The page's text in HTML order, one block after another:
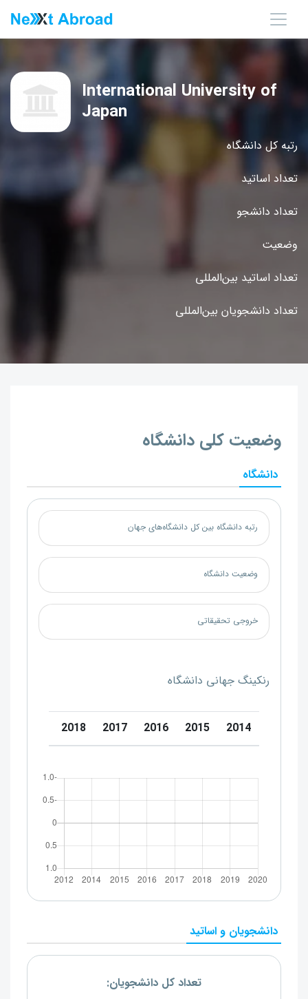
رتبه کل دانشگاه
تعداد اساتید
تعداد دانشجو
وضعیت
تعداد اساتید بین‌المللی
تعداد دانشجویان بین‌المللی
International University of
Japan
وضعیت کلی دانشگاه
دانشگاه
رتبه دانشگاه بین کل دانشگاه‌های جهان
وضعیت دانشگاه
خروجی تحقیقاتی
رنکینگ جهانی دانشگاه
2014
2015
2016
2017
2018
دانشجویان و اساتید
تعداد کل دانشجویان: